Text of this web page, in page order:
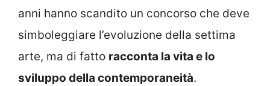
anni hanno scandito un concorso che deve
simboleggiare l’evoluzione della settima
arte, ma di fatto racconta la vita e lo
sviluppo della contemporaneità.